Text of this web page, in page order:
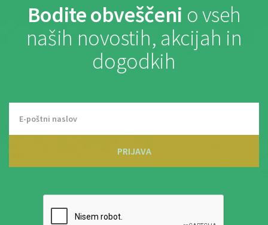
Bodite obveščeni o vseh
naših novostih, akcijah in
dogodkih
PRIJAVA